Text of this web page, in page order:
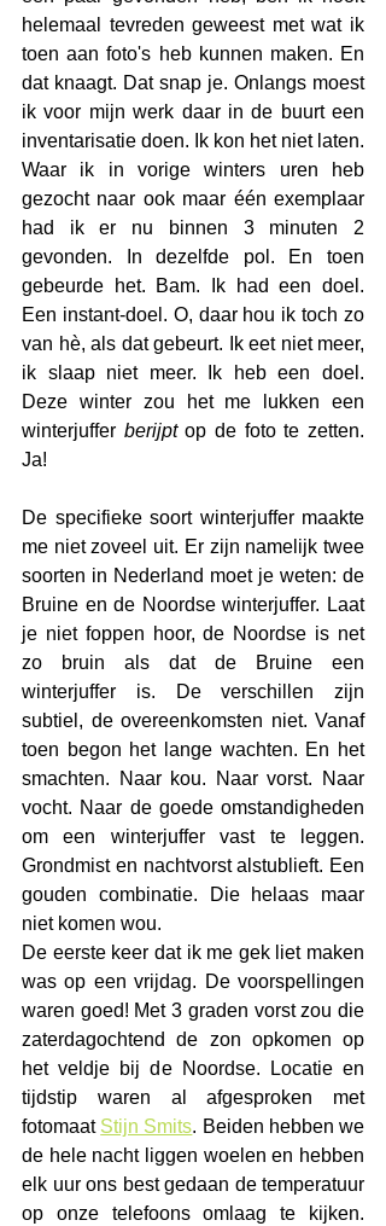
helemaal tevreden geweest met wat ik
toen aan foto's heb kunnen maken. En
dat knaagt. Dat snap je. Onlangs moest
ik voor mijn werk daar in de buurt een
inventarisatie doen. Ik kon het niet laten.
Waar ik in vorige winters uren heb
gezocht naar ook maar één exemplaar
had ik er nu binnen 3 minuten 2
gevonden. In dezelfde pol. En toen
gebeurde het. Bam. Ik had een doel.
Een instant-doel. O, daar hou ik toch zo
van hè, als dat gebeurt. Ik eet niet meer,
ik slaap niet meer. Ik heb een doel.
Deze winter zou het me lukken een
winterjuffer berijpt op de foto te zetten.
Ja!
De specifieke soort winterjuffer maakte
me niet zoveel uit. Er zijn namelijk twee
soorten in Nederland moet je weten: de
Bruine en de Noordse winterjuffer. Laat
je niet foppen hoor, de Noordse is net
zo bruin als dat de Bruine een
winterjuffer is. De verschillen zijn
subtiel, de overeenkomsten niet. Vanaf
toen begon het lange wachten. En het
smachten. Naar kou. Naar vorst. Naar
vocht. Naar de goede omstandigheden
om een winterjuffer vast te leggen.
Grondmist en nachtvorst alstublieft. Een
gouden combinatie. Die helaas maar
niet komen wou.
De eerste keer dat ik me gek liet maken
was op een vrijdag. De voorspellingen
waren goed! Met 3 graden vorst zou die
zaterdagochtend de zon opkomen op
het veldje bij de Noordse. Locatie en
tijdstip waren al afgesproken met
fotomaat Stijn Smits. Beiden hebben we
de hele nacht liggen woelen en hebben
elk uur ons best gedaan de temperatuur
op onze telefoons omlaag te kijken.